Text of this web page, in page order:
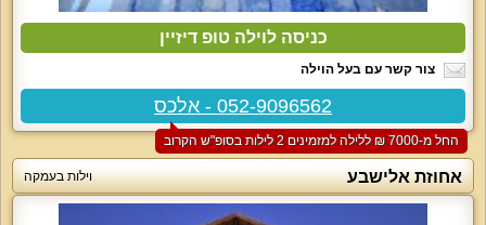
כניסה לוילה טופ דיזיין
צור קשר עם בעל הוילה
052-9096562 - אלכס
החל מ-‏7000 ₪ ללילה למזמינים 2 לילות בסופ"ש הקרוב
אחוזת אלישבע וילות בעמקה